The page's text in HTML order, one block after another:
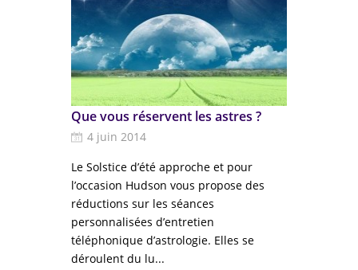
Que vous réservent les astres ?
4 juin 2014
Le Solstice d’été approche et pour
l’occasion Hudson vous propose des
réductions sur les séances
personnalisées d’entretien
téléphonique d’astrologie. Elles se
déroulent du lu...